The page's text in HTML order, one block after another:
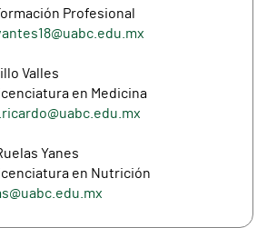
Profesional
Valles
en Medicina
Yanes
en Nutrición